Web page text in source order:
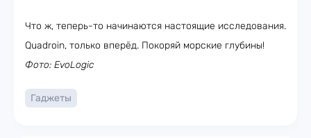
Что ж, теперь-то начинаются настоящие исследования.
Quadroin, только вперёд. Покоряй морские глубины!
Фото: EvoLogic
Гаджеты